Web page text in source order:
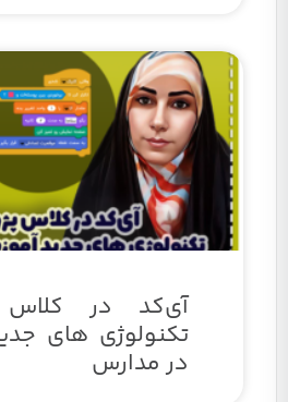
آی‌کد در
تکنولوژی های
در مدارس